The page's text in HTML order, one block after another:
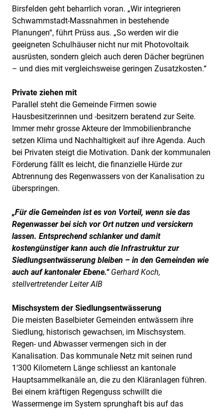
Birsfelden geht beharrlich voran. „Wir integrieren
Schwammstadt-Massnahmen in bestehende
Planungen“, führt Prüss aus. „So werden wir die
geeigneten Schulhäuser nicht nur mit Photovoltaik
ausrüsten, sondern gleich auch deren Dächer begrünen
– und dies mit vergleichsweise geringen Zusatzkosten.“
Private ziehen mit
Parallel steht die Gemeinde Firmen sowie
Hausbesitzerinnen und -besitzern beratend zur Seite.
Immer mehr grosse Akteure der Immobilienbranche
setzen Klima und Nachhaltigkeit auf ihre Agenda. Auch
bei Privaten steigt die Motivation. Dank der kommunalen
Förderung fällt es leicht, die finanzielle Hürde zur
Abtrennung des Regenwassers von der Kanalisation zu
überspringen.
„Für die Gemeinden ist es von Vorteil, wenn sie das
Regenwasser bei sich vor Ort nutzen und versickern
lassen. Entsprechend schlanker und damit
kostengünstiger kann auch die Infrastruktur zur
Siedlungsentwässerung bleiben – in den Gemeinden wie
auch auf kantonaler Ebene.“ Gerhard Koch,
stellvertretender Leiter AIB
Mischsystem der Siedlungsentwässerung
Die meisten Baselbieter Gemeinden entwässern ihre
Siedlung, historisch gewachsen, im Mischsystem.
Regen- und Abwasser vermengen sich in der
Kanalisation. Das kommunale Netz mit seinen rund
1‘300 Kilometern Länge schliesst an kantonale
Hauptsammelkanäle an, die zu den Kläranlagen führen.
Bei einem kräftigen Regenguss schwillt die
Wassermenge im System sprunghaft bis auf das